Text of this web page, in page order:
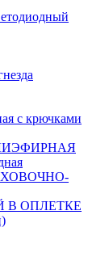
с крючками
В ОПЛЕТКЕ